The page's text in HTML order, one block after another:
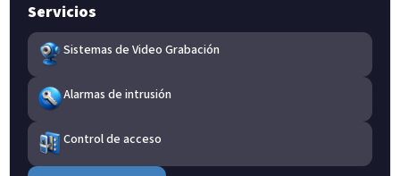
Servicios
Sistemas de Video Grabación
Alarmas de intrusión
Control de acceso